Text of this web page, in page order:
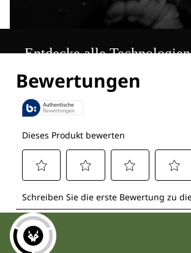
Entdecke alle Technologien